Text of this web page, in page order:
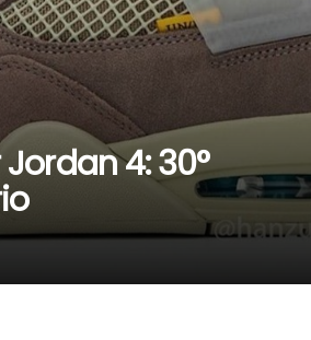
4: 30°